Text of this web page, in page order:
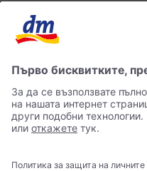
dm онлайн магазин